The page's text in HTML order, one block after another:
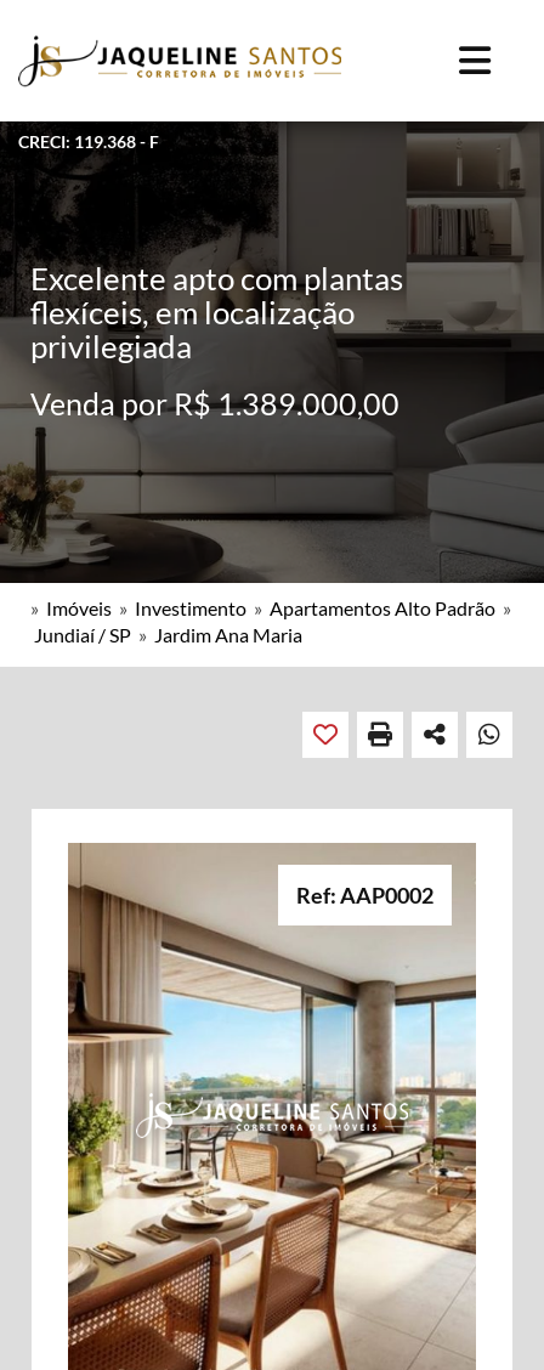
CRECI: 119.368 - F
Excelente apto com plantas
flexíceis, em localização
privilegiada
Venda por R$ 1.389.000,00
» Imóveis » Investimento » Apartamentos Alto Padrão »
Jundiaí / SP » Jardim Ana Maria
Ref: AAP0002